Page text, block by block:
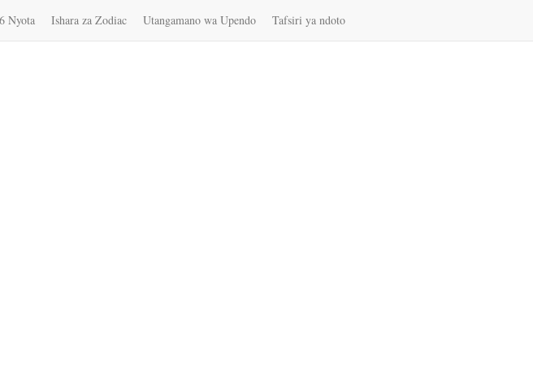
Nyota Ishara za Zodiac Utangamano wa Upendo Tafsiri ya ndoto